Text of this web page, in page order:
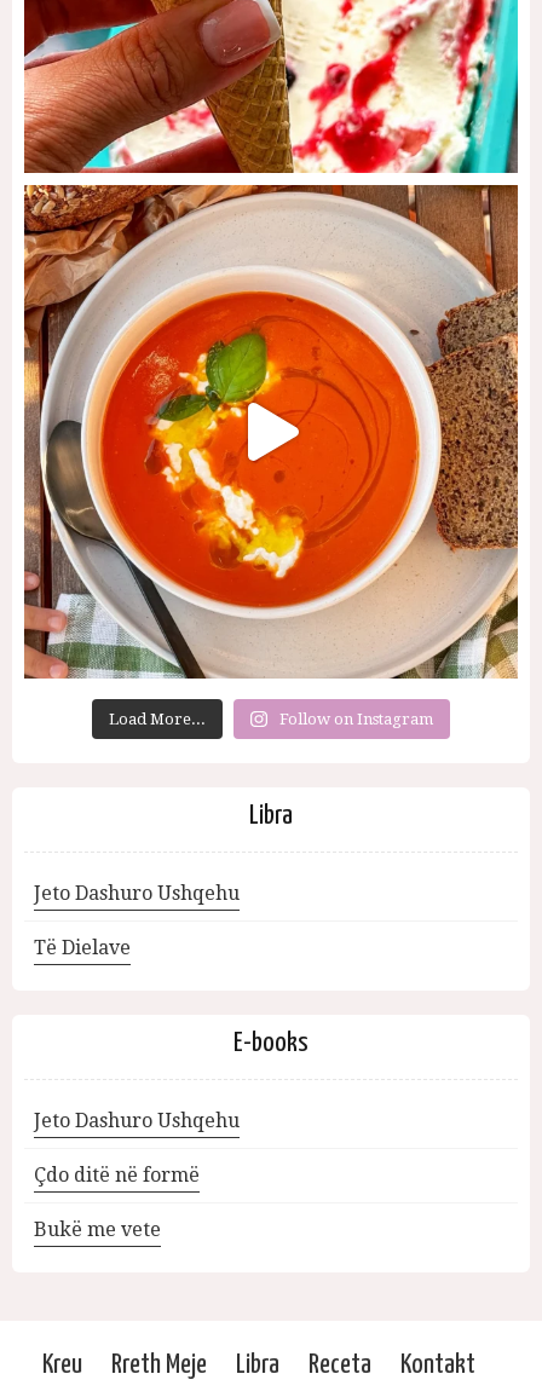
Load More... Follow on Instagram
Libra
Jeto Dashuro Ushqehu
Të Dielave
E-books
Jeto Dashuro Ushqehu
Çdo ditë në formë
Bukë me vete
Kreu Rreth Meje Libra Receta Kontakt